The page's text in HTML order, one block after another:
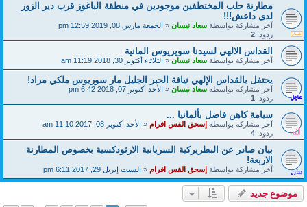
مطارنة حلب المختطفين موجودين في منطقة الباغوز قرب دير الزور
لدى داعش!!!
آخر مشاركة بواسطةسعاد نيسان«الجمعة مارس 08, 2019 12:59 pm
ردود: 2
القداس الالهي لسيدنا سويريوس المانية
آخر مشاركة بواسطةسعاد نيسان«الثلاثاء أكتوبر 30, 2018 11:19 am
يحتفل بالقداس الإلهي نيافة الحبر الجليل مار سوريوس ملكي مراد!
آخر مشاركة بواسطةسعاد نيسان«الأحد أكتوبر 07, 2018 6:42 pm
ردود: 1
سيامة كاهن فاضل بألمانيا ...
آخر مشاركة بواسطةإسحق القس افرام«الأحد أكتوبر 08, 2017 11:10 am
ردود: 4
بيان صادر عن البطريركية السريانية الارثودكسية بخصوص المطارنة
الاربعة!
آخر مشاركة بواسطةإسحق القس افرام«السبت إبريل 29, 2017 6:11 pm
موضوع جديد